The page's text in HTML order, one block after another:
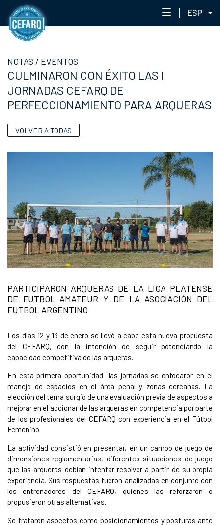
ESP
STAFF
ENTRENAMIENTO
EVENTOS
PORTAL ACADÉMICO
NOTAS / EVENTOS
CULMINARON CON ÉXITO LAS I
JORNADAS CEFARQ DE
PERFECCIONAMIENTO PARA ARQUERAS
VOLVER A TODAS
PARTICIPARON ARQUERAS DE LA LIGA PLATENSE
DE FUTBOL AMATEUR Y DE LA ASOCIACIÓN DEL
FUTBOL ARGENTINO
Los días 12 y 13 de enero se llevó a cabo esta nueva propuesta
del CEFARQ, con la intención de seguir potenciando la
capacidad competitiva de las arqueras.
En esta primera oportunidad las jornadas se enfocaron en el
manejo de espacios en el área penal y zonas cercanas. La
elección del tema surgió de una evaluación previa de aspectos a
mejorar en el accionar de las arqueras en competencia por parte
de los profesionales del CEFARQ con experiencia en el Fútbol
Femenino.
La actividad consistió en presentar, en un campo de juego de
dimensiones reglamentarias, diferentes situaciones de juego
que las arqueras debían intentar resolver a partir de su propia
experiencia. Sus respuestas fueron analizadas en conjunto con
los entrenadores del CEFARQ, quienes las reforzaron o
propusieron otras alternativas.
Se trataron aspectos como posicionamientos y posturas ante